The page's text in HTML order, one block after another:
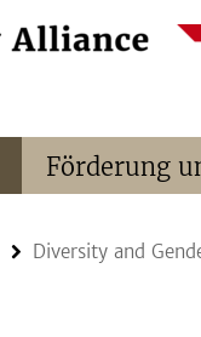
Förderung
Diversity and